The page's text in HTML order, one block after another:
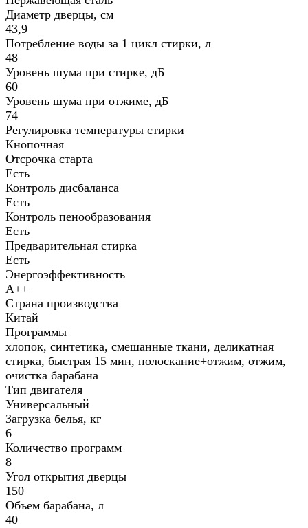
Диаметр дверцы, см
43,9
Потребление воды за 1 цикл стирки, л
48
Уровень шума при стирке, дБ
60
Уровень шума при отжиме, дБ
74
Регулировка температуры стирки
Кнопочная
Отсрочка старта
Есть
Контроль дисбаланса
Есть
Контроль пенообразования
Есть
Предварительная стирка
Есть
Энергоэффективность
A++
Страна производства
Китай
Программы
хлопок, синтетика, смешанные ткани, деликатная
стирка, быстрая 15 мин, полоскание+отжим, отжим,
очистка барабана
Тип двигателя
Универ­сальный
Загрузка белья, кг
6
Количество программ
8
Угол открытия дверцы
150
Объем барабана, л
40